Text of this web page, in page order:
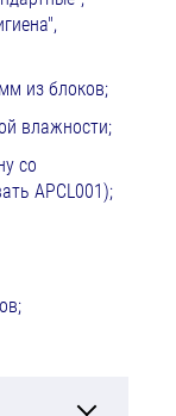
из блоков;
влажности;
со
APCL001);